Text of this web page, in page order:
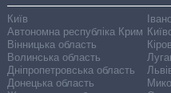
Київ
Автономна республіка Крим
Вінницька область
Волинська область
Дніпропетровська область
Донецька область